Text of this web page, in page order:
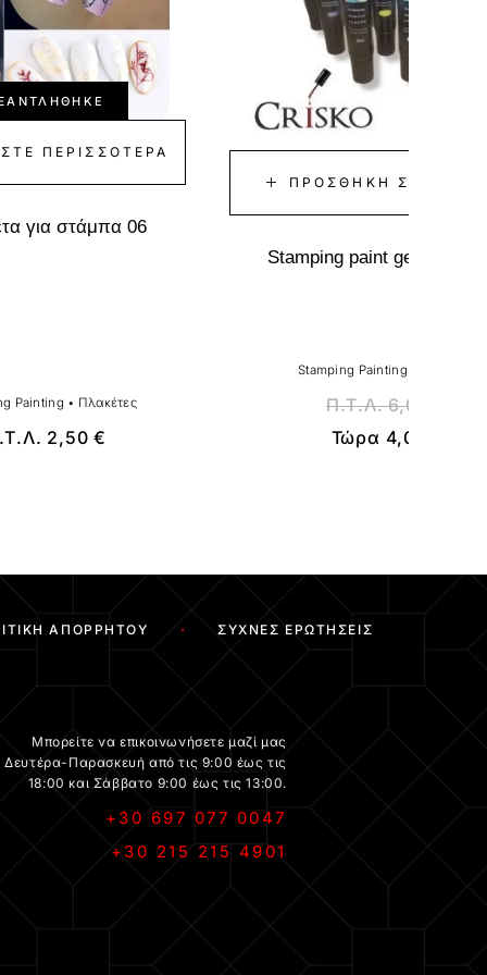
ΠΕΡΙΣΣΌΤΕΡΑ
για στάμπα 06
Painting • Πλακέτες
2,50€
ΠΡΟΣΘΉΚΗ ΣΤΟ
Stamping paint gel άσπρο
Stamping Painting
Π.Τ.Λ.6,00
Τώρα 4,00
ΑΠΟΡΡΉΤΟΥ ΣΥΧΝΈΣ ΕΡΩΤΉΣΕΙΣ
Μπορείτε να επικοινωνήσετε μαζί μας
Δευτέρα-Παρασκευή από τις 9:00 έως τις
18:00 και Σάββατο 9:00 έως τις 13:00.
+30 697 077 0047
+30 215 215 4901